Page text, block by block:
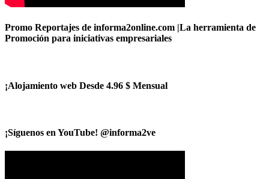
Promo Reportajes de informa2online.com |La herramienta de
Promoción para iniciativas empresariales
¡Alojamiento web Desde 4.96 $ Mensual
¡Síguenos en YouTube! @informa2ve